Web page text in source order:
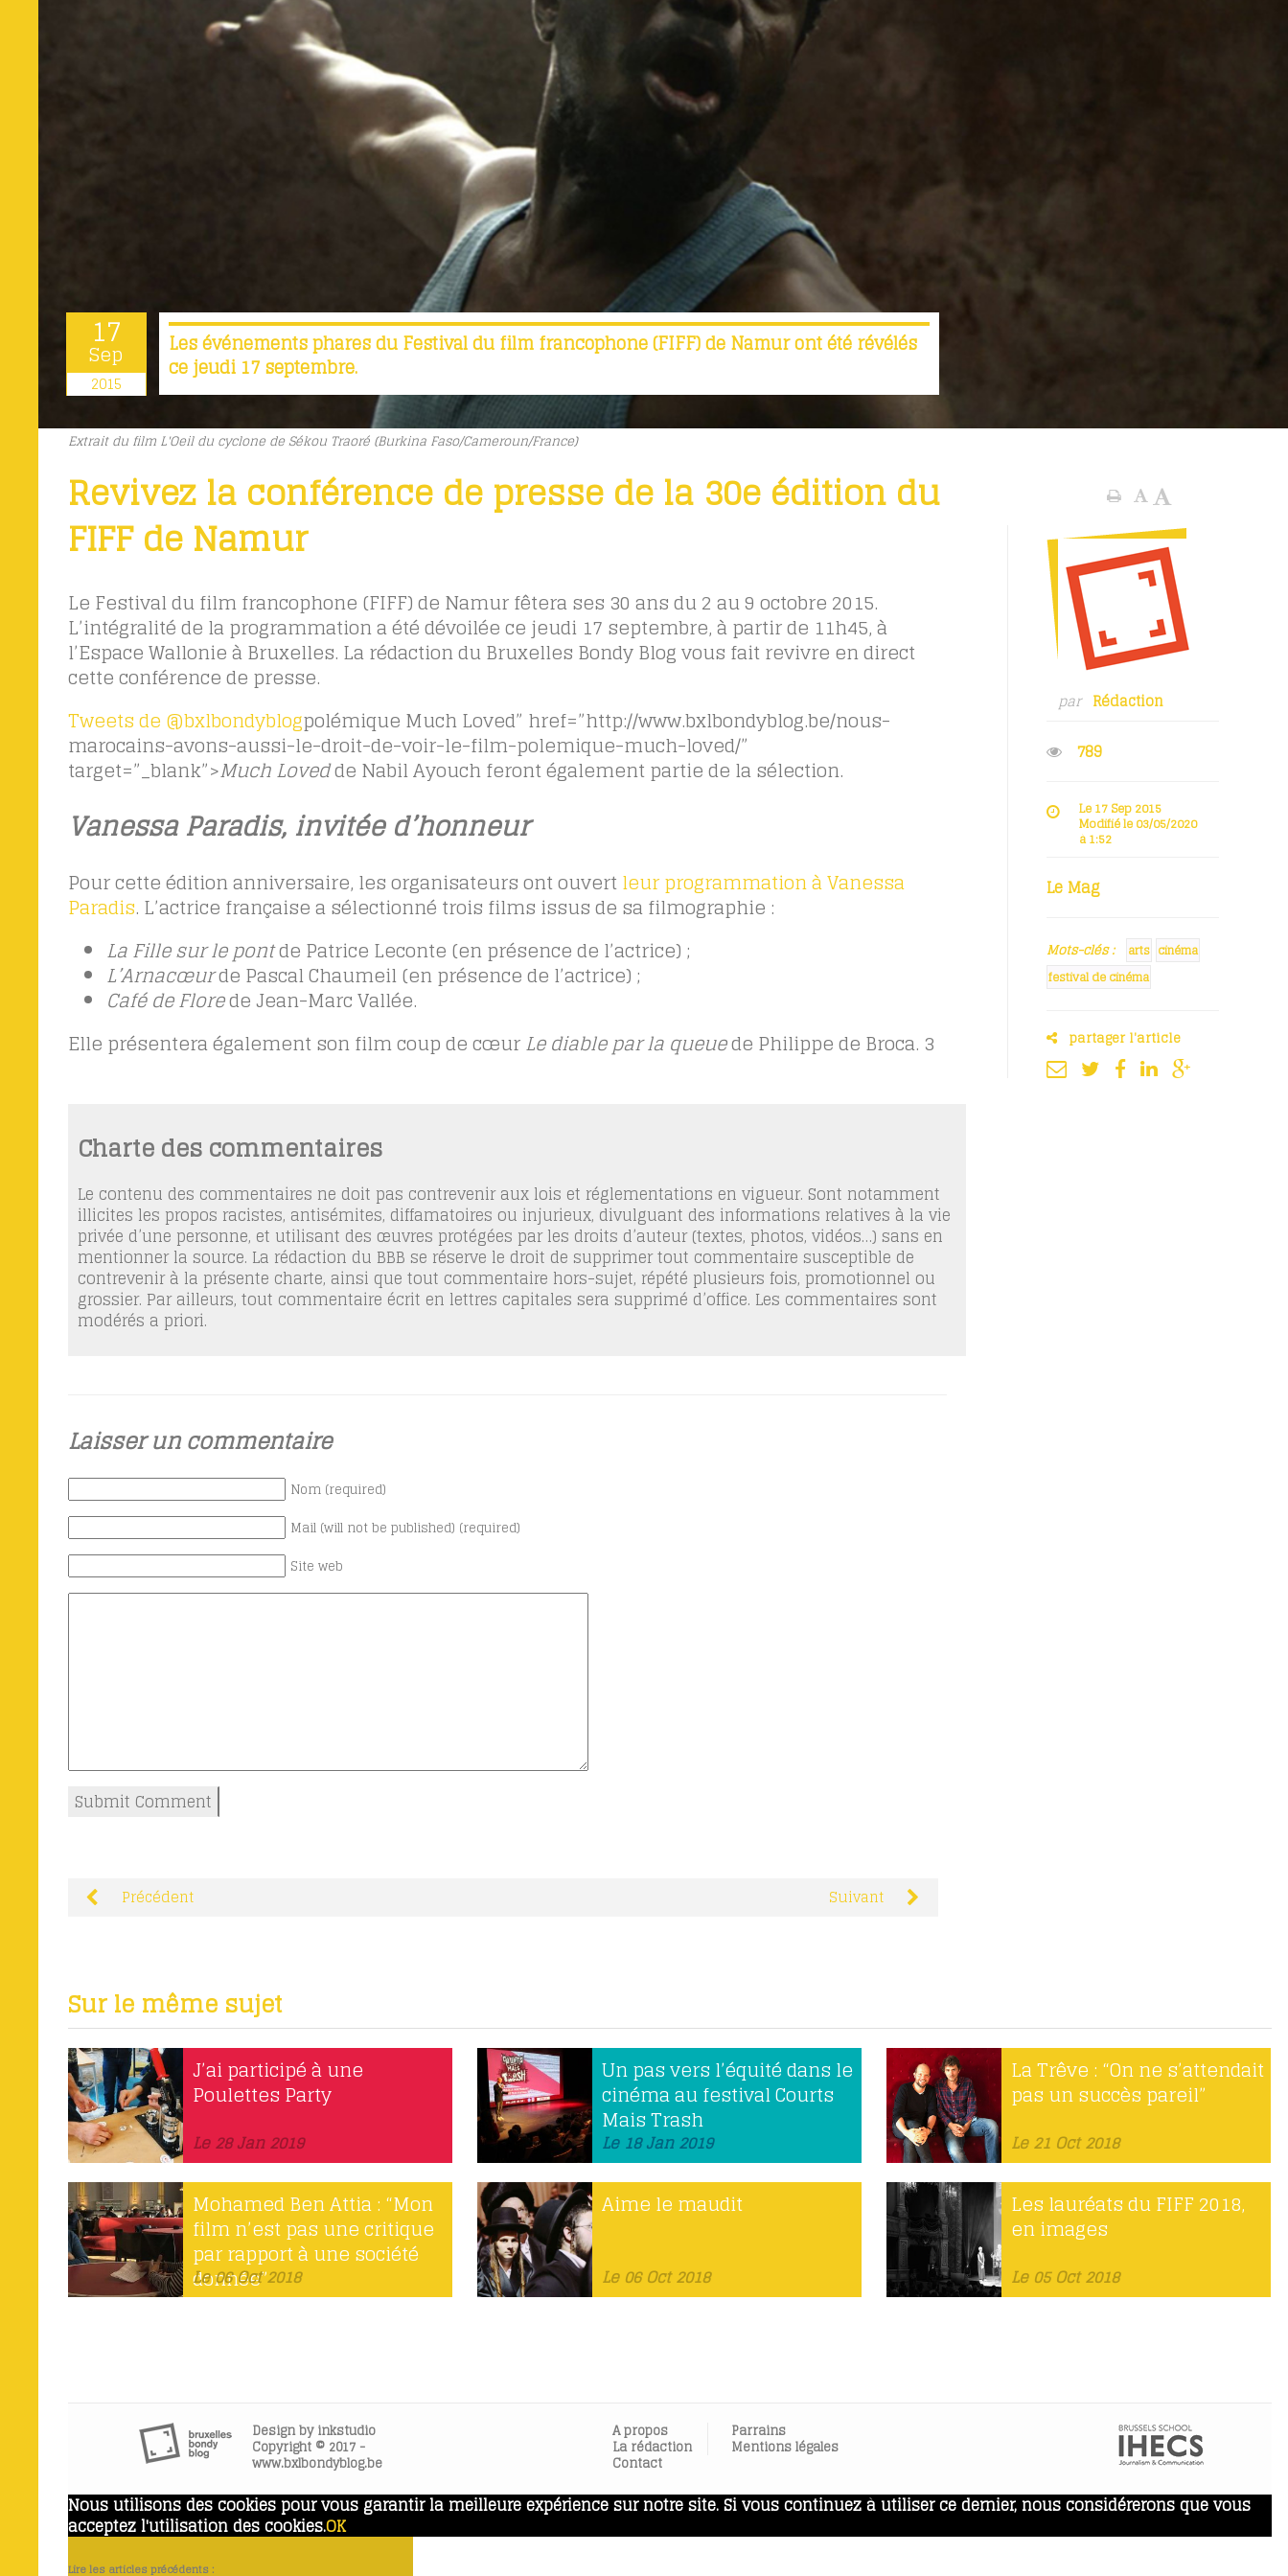
17
Sep
2015
Les événements phares du Festival du film francophone (FIFF) de Namur ont été révélés
ce jeudi 17 septembre.
Extrait du film L'Oeil du cyclone de Sékou Traoré (Burkina Faso/Cameroun/France)
Revivez la conférence de presse de la 30e édition du
FIFF de Namur
Le Festival du film francophone (FIFF) de Namur fêtera ses 30 ans du 2 au 9 octobre 2015.
L’intégralité de la programmation a été dévoilée ce jeudi 17 septembre, à partir de 11h45, à
l’Espace Wallonie à Bruxelles. La rédaction du Bruxelles Bondy Blog vous fait revivre en direct
cette conférence de presse.
Tweets de @bxlbondyblogpolémique Much Loved” href=”http://www.bxlbondyblog.be/nous-
marocains-avons-aussi-le-droit-de-voir-le-film-polemique-much-loved/”
target=”_blank”>Much Lovedde Nabil Ayouch feront également partie de la sélection.
Vanessa Paradis, invitée d’honneur
Pour cette édition anniversaire, les organisateurs ont ouvertleur programmation à Vanessa
Paradis. L’actrice française a sélectionné trois films issus de sa filmographie :
La Fille sur le pontde Patrice Leconte (en présence de l’actrice) ;
L’Arnacœurde Pascal Chaumeil (en présence de l’actrice) ;
Café de Florede Jean-Marc Vallée.
Elle présentera également son film coup de cœurLe diable par la queuede Philippe de Broca. 3
Charte des commentaires
Le contenu des commentaires ne doit pas contrevenir aux lois et réglementations en vigueur. Sont notamment
illicites les propos racistes, antisémites, diffamatoires ou injurieux, divulguant des informations relatives à la vie
privée d’une personne, et utilisant des œuvres protégées par les droits d’auteur (textes, photos, vidéos…) sans en
mentionner la source. La rédaction du BBB se réserve le droit de supprimer tout commentaire susceptible de
contrevenir à la présente charte, ainsi que tout commentaire hors-sujet, répété plusieurs fois, promotionnel ou
grossier. Par ailleurs, tout commentaire écrit en lettres capitales sera supprimé d’office. Les commentaires sont
modérés a priori.
Laisser un commentaire
Nom (required)
Mail (will not be published) (required)
Site web
Précédent Suivant
par Rédaction
789
Le 17 Sep 2015
Modifié le 03/05/2020
à 1:52
Le Mag
Mots-clés : arts cinéma
festival de cinéma
partager l'article
Sur le même sujet
J’ai participé à une
Poulettes Party
Le 28 Jan 2019
Un pas vers l’équité dans le
cinéma au festival Courts
Mais Trash
Le 18 Jan 2019
La Trêve : “On ne s’attendait
pas un succès pareil”
Le 21 Oct 2018
Mohamed Ben Attia : “Mon
film n’est pas une critique
par rapport à une société
donnée”
Le 06 Oct 2018
Aime le maudit
Le 06 Oct 2018
Les lauréats du FIFF 2018,
en images
Le 05 Oct 2018
Design byinkstudio
Copyright © 2017 -
www.bxlbondyblog.be
A propos
La rédaction
Contact
Parrains
Mentions légales
Nous utilisons des cookies pour vous garantir la meilleure expérience sur notre site. Si vous continuez à utiliser ce dernier, nous considérerons que vous
acceptez l'utilisation des cookies.OK
Lire les articles précédents :